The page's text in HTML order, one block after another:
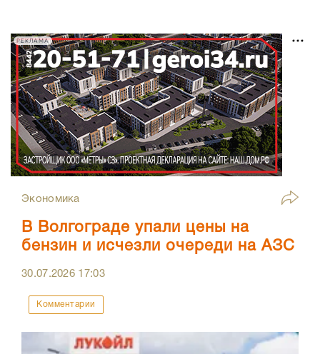
РЕКЛАМА
Экономика
В Волгограде упали цены на
бензин и исчезли очереди на АЗС
30.07.2026 17:03
Комментарии